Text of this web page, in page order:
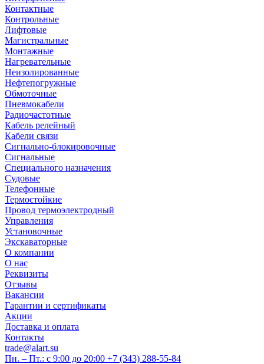
Контактные
Контрольные
Лифтовые
Магистральные
Монтажные
Нагревательные
Неизолированные
Нефтепогружные
Обмоточные
Пневмокабели
Радиочастотные
Кабель релейный
Кабели связи
Сигнально-блокировочные
Сигнальные
Специального назначения
Судовые
Телефонные
Термостойкие
Провод термоэлектродный
Управления
Установочные
Экскаваторные
О компании
О нас
Реквизиты
Отзывы
Вакансии
Гарантии и сертификаты
Акции
Доставка и оплата
Контакты
trade@alart.su
Пн. – Пт.: с 9:00 до 20:00 +7 (343) 288-55-84